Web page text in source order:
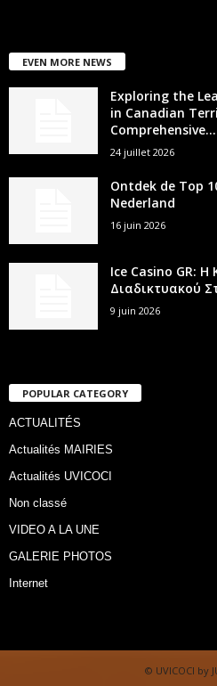
EVEN MORE NEWS
Exploring the
in Canadian
Comprehensive...
24 juillet 2026
Ontdek de Top
Nederland
16 juin 2026
Ice Casino GR:
Διαδικτυακού
9 juin 2026
POPULAR CATEGORY
ACTUALITÉS
Actualités MAIRIES
Actualités UVICOCI
Non classé
VIDEO A LA UNE
GALERIE PHOTOS
Internet
© UVICOCI by